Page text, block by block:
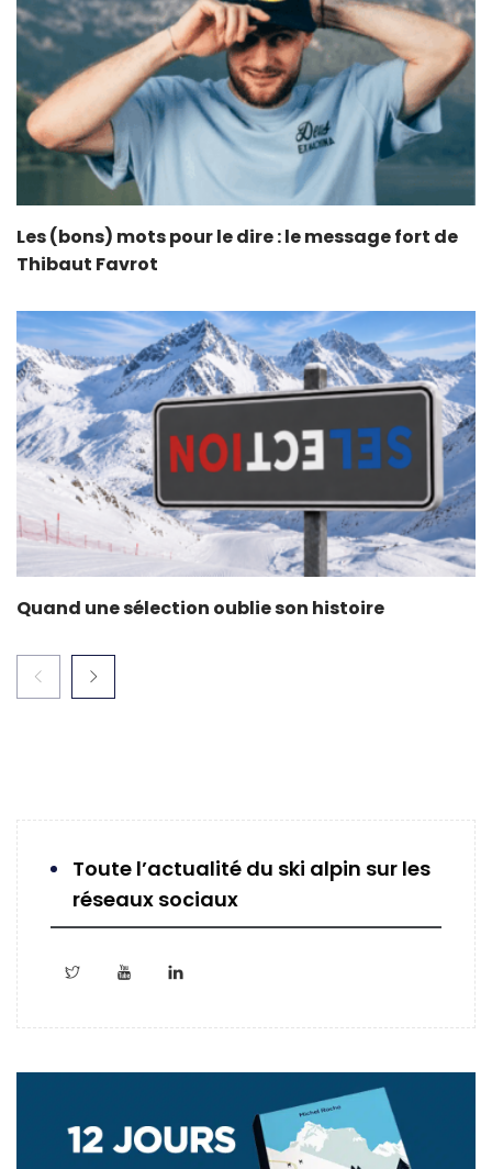
Les (bons) mots pour le dire : le message fort de
Thibaut Favrot
Quand une sélection oublie son histoire
Toute l’actualité du ski alpin sur les
réseaux sociaux